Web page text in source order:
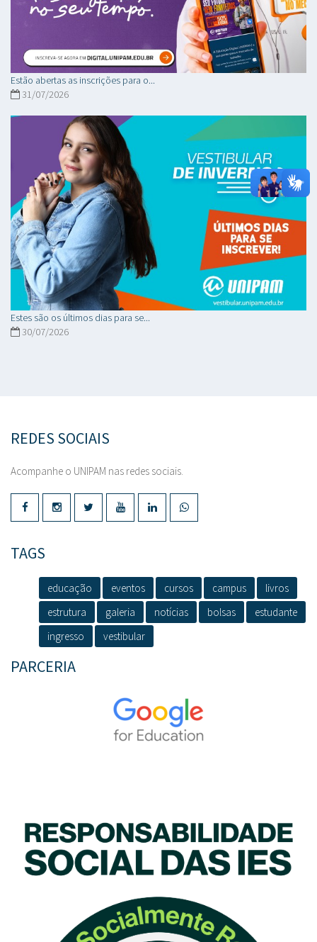
Estão abertas as inscrições para o...
31/07/2026
Estes são os últimos dias para se...
30/07/2026
REDES SOCIAIS
Acompanhe o UNIPAM nas redes sociais.
TAGS
educação eventos cursos campus
livros
estrutura
galeria notícias bolsas
estudante
ingresso
vestibular
PARCERIA